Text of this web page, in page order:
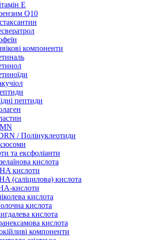
Е
Q10
компоненти
пептиди
/ Полінуклеотиди
та ексфоліанти
кислота
кислоти
(саліцилова) кислота
кислоти
кислота
кислота
кислота
кислота
компоненти